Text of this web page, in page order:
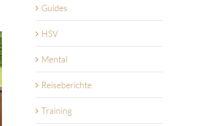
Guides
HSV
Mental
Reiseberichte
Training